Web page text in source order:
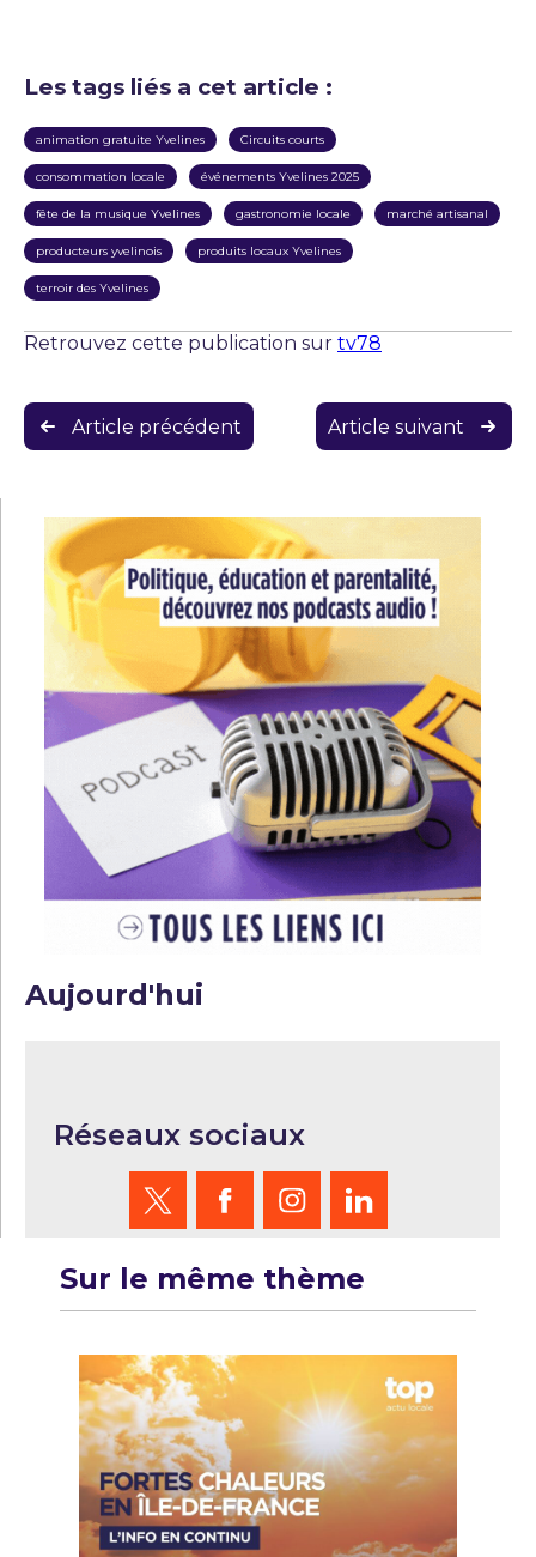
Les tags liés a cet article :
animation gratuite Yvelines Circuits courts
consommation locale événements Yvelines 2025
fête de la musique Yvelines gastronomie locale marché artisanal
producteurs yvelinois produits locaux Yvelines
terroir des Yvelines
Retrouvez cette publication sur tv78
Navigation
de
Article précédent Article suivant
Aujourd'hui
Réseaux sociaux
Sur le même thème